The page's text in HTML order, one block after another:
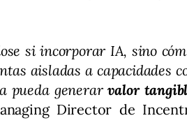
si incorporar IA, sino
aisladas a capacidades
pueda generarvalor
Director de